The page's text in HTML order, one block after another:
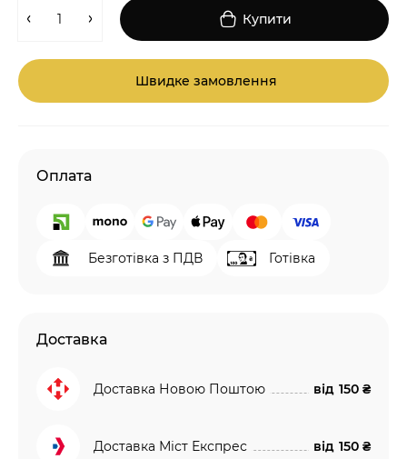
Купити
Швидке замовлення
Оплата
Безготівка з ПДВ Готівка
Доставка
Доставка Новою Поштою від 150 ₴
Доставка Міст Експрес від 150 ₴